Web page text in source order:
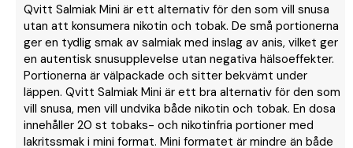
Qvitt Salmiak Mini är ett alternativ för den som vill snusa
utan att konsumera nikotin och tobak. De små portionerna
ger en tydlig smak av salmiak med inslag av anis, vilket ger
en autentisk snusupplevelse utan negativa hälsoeffekter.
Portionerna är välpackade och sitter bekvämt under
läppen. Qvitt Salmiak Mini är ett bra alternativ för den som
vill snusa, men vill undvika både nikotin och tobak. En dosa
innehåller 20 st tobaks- och nikotinfria portioner med
lakritssmak i mini format. Mini formatet är mindre än både